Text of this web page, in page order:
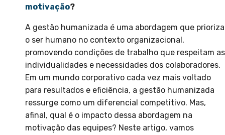
motivação?
A gestão humanizada é uma abordagem que prioriza
o ser humano no contexto organizacional,
promovendo condições de trabalho que respeitam as
individualidades e necessidades dos colaboradores.
Em um mundo corporativo cada vez mais voltado
para resultados e eficiência, a gestão humanizada
ressurge como um diferencial competitivo. Mas,
afinal, qual é o impacto dessa abordagem na
motivação das equipes? Neste artigo, vamos